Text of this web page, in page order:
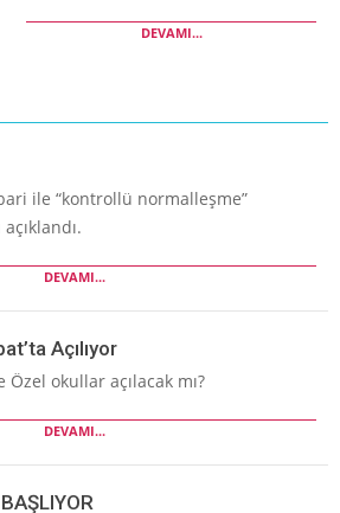
DEVAMI...
ile “kontrollü normalleşme”
DEVAMI...
Açılıyor
okullar açılacak mı?
DEVAMI...